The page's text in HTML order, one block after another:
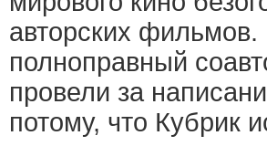
авторских
полноправный
провели за
потому, что Кубрик